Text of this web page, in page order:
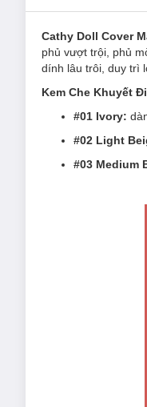
Cathy Doll Cover
phủ vượt trội, phủ
dính lâu trôi, duy trì
Kem Che Khuyết
#01 Ivory:
#02 Light
#03 Medium